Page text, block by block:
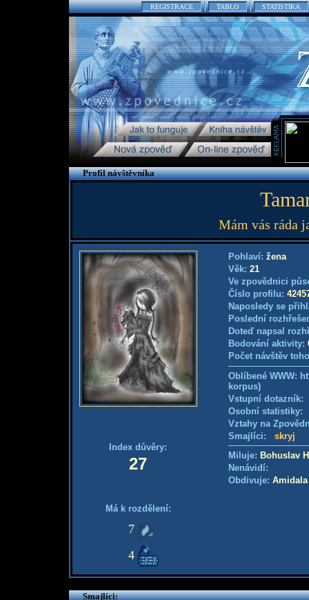
REGISTRACE TABLO STATISTIKA
Profil návštěvníka
Mám vás ráda
Index důvěry:
27
Má k rozdělení:
7
4
Pohlaví: žena
Věk: 21
Ve zpovědnici
Číslo profilu:
Naposledy se
Poslední
Doteď napsal
Bodování aktivity:
Počet návštěv
Oblíbené WWW:
korpus)
Vstupní
Osobní
Vztahy na
Smajlíci: skryj
Miluje: Bohuslav
Nenávidí:
Obdivuje: Amidala
Smajlíci: